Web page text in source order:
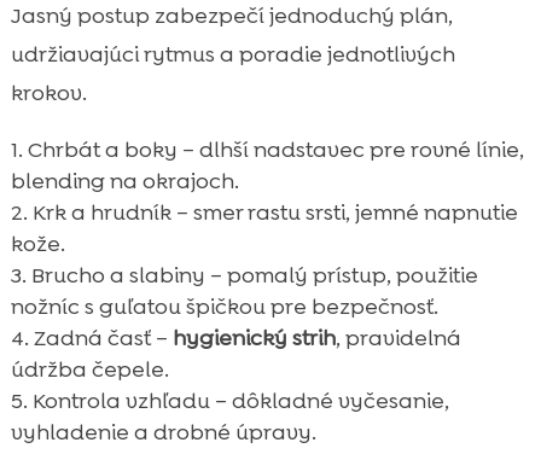
Jasný postup zabezpečí jednoduchý plán,
udržiavajúci rytmus a poradie jednotlivých
krokov.
Chrbát a boky – dlhší nadstavec pre rovné línie,
blending na okrajoch.
Krk a hrudník – smer rastu srsti, jemné napnutie
kože.
Brucho a slabiny – pomalý prístup, použitie
nožníc s guľatou špičkou pre bezpečnosť.
Zadná časť – hygienický strih, pravidelná
údržba čepele.
Kontrola vzhľadu – dôkladné vyčesanie,
vyhladenie a drobné úpravy.